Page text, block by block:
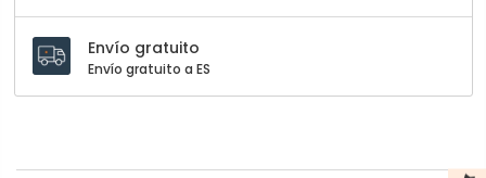
Envío gratuito
Envío gratuito a ES